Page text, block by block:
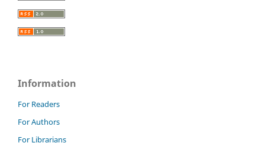
Information
For Readers
For Authors
For Librarians